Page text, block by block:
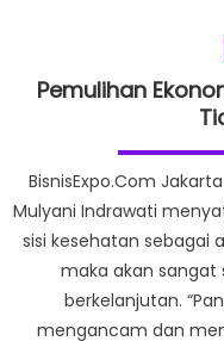
Pemulihan
BisnisExpo.Com
Mulyani Indrawati
sisi kesehatan sebagai
maka akan sangat
berkelanjutan.
mengancam dan